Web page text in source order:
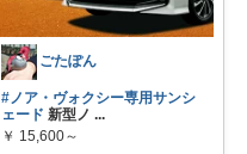
ごたぽん
#ノア・ヴォクシー専用サンシ
ェード 新型ノ ...
￥ 15,600～